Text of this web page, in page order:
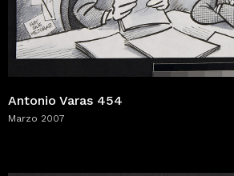
Antonio Varas 454
Marzo 2007